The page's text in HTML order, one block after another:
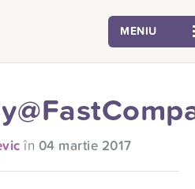
MENIU
în 04 martie 2017